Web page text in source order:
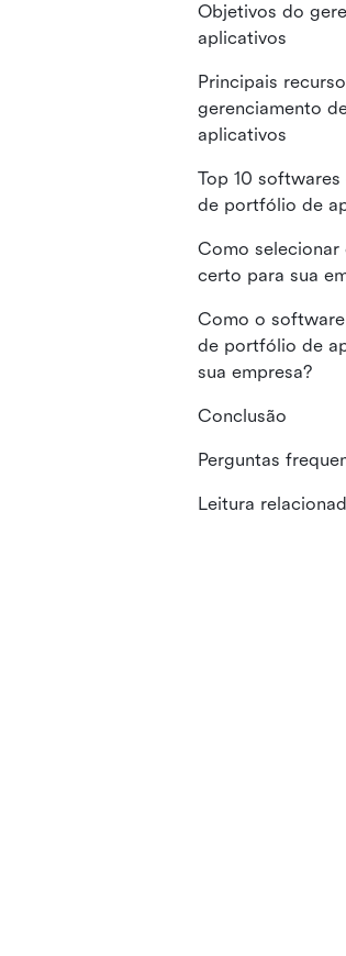
Objetivos do
aplicativos
Principais
gerenciamento
aplicativos
Top 10
de portfólio de
Como
certo para sua
Como o
de portfólio de
sua empresa?
Conclusão
Perguntas
Leitura